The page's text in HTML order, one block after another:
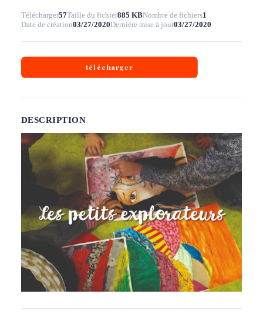
Télécharger57Taille du fichier885 KBNombre de fichiers1
Date de création03/27/2020Dernière mise à jour03/27/2020
télécharger
DESCRIPTION